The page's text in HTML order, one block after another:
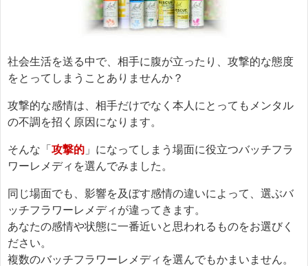
社会生活を送る中で、相手に腹が立ったり、攻撃的な態度
をとってしまうことありませんか？
攻撃的な感情は、相手だけでなく本人にとってもメンタル
の不調を招く原因になります。
そんな「 攻撃的 」になってしまう場面に役立つバッチフラ
ワーレメディを選んでみました。
同じ場面でも、影響を及ぼす感情の違いによって、選ぶバ
ッチフラワーレメディが違ってきます。
あなたの感情や状態に一番近いと思われるものをお選びく
ださい。
複数のバッチフラワーレメディを選んでもかまいません。